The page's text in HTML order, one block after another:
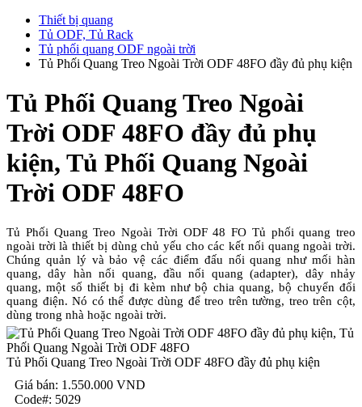
Thiết bị quang
Tủ ODF, Tủ Rack
Tủ phối quang ODF ngoài trời
Tủ Phối Quang Treo Ngoài Trời ODF 48FO đầy đủ phụ kiện
Tủ Phối Quang Treo Ngoài
Trời ODF 48FO đầy đủ phụ
kiện, Tủ Phối Quang Ngoài
Trời ODF 48FO
Tủ Phối Quang Treo Ngoài Trời ODF 48 FO Tủ phối quang treo
ngoài trời là thiết bị dùng chủ yếu cho các kết nối quang ngoài trời.
Chúng quản lý và bảo vệ các điểm đấu nối quang như mối hàn
quang, dây hàn nối quang, đầu nối quang (adapter), dây nhảy
quang, một số thiết bị đi kèm như bộ chia quang, bộ chuyển đổi
quang điện. Nó có thể được dùng để treo trên tường, treo trên cột,
dùng trong nhà hoặc ngoài trời.
Tủ Phối Quang Treo Ngoài Trời ODF 48FO đầy đủ phụ kiện
Giá bán: 1.550.000 VND
Code#: 5029